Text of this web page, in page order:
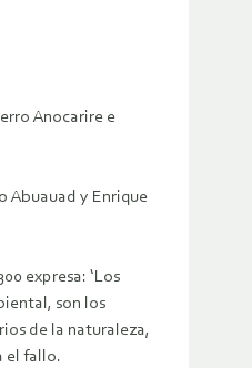
Anocarire e
Abuauad y Enrique
expresa: ‘Los
son los
de la naturaleza,
el fallo.